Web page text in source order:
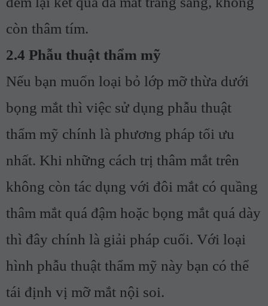
còn thâm tím.
2.4 Phẫu thuật thẩm mỹ
Nếu bạn muốn loại bỏ lớp mỡ thừa dưới
bọng mắt thì việc sử dụng phẫu thuật
thẩm mỹ chính là phương pháp tối ưu
nhất. Khi những cách trị thâm mắt trên
không còn tác dụng với đôi mắt có quầng
thâm mắt quá đậm hoặc bọng mắt quá dày
thì đây chính là giải pháp cuối. Với loại
hình phẫu thuật thẩm mỹ này bạn có thể
tái định vị mỡ mắt nội soi.